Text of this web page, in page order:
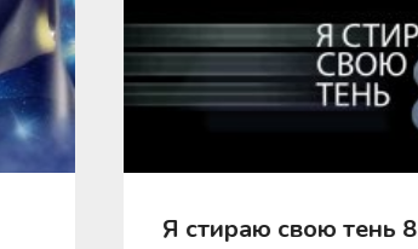
Я стираю свою тень 8